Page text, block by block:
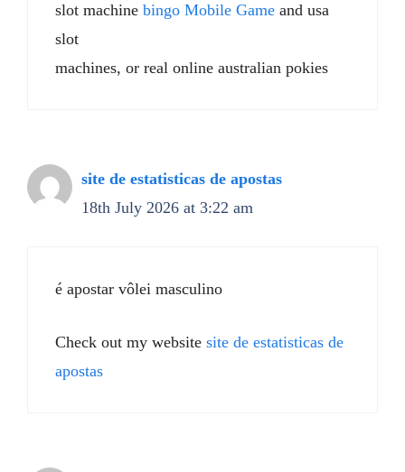
slot machine bingo Mobile Game and usa
slot
machines, or real online australian pokies
site de estatisticas de apostas
18th July 2026 at 3:22 am
é apostar vôlei masculino
Check out my website site de estatisticas de
apostas